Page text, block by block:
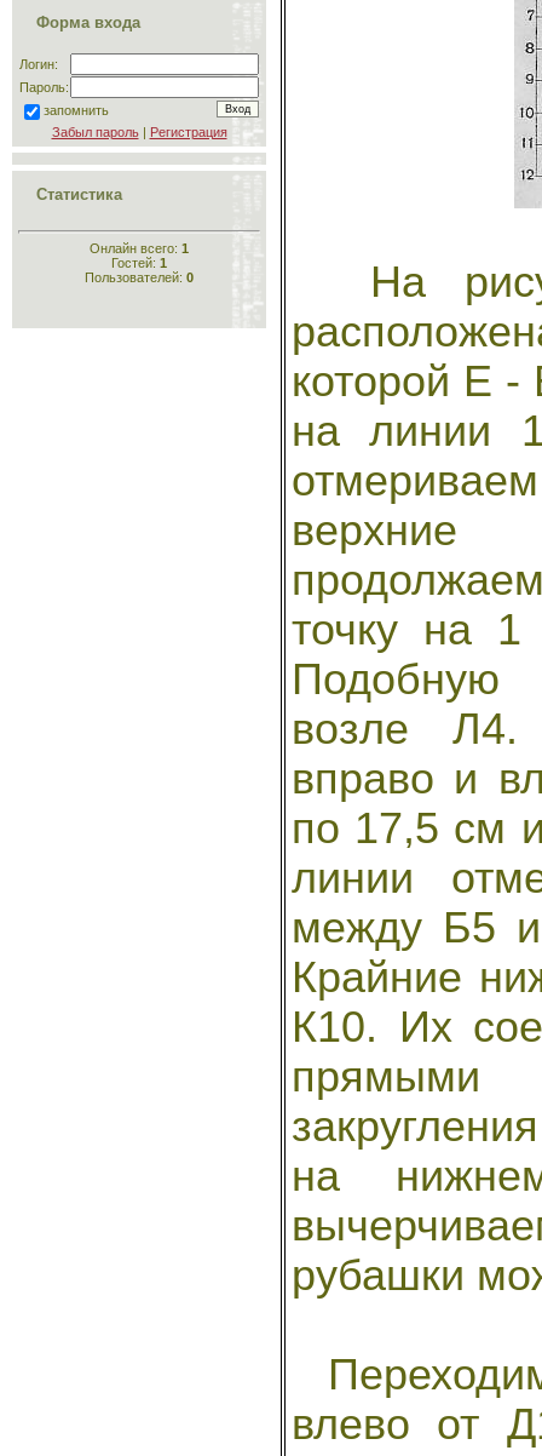
Обучение плиточников и
мозаичников
Форма входа
Логин:
Пароль:
запомнить
Забыл пароль| Регистрация
Статистика
Онлайн всего: 1
Гостей: 1
Пользователей: 0
На
которой Е -
на линии
верхние
точку на
Подобную
возле Л4.
вправо и
по 17,5 см
линии
между Б5
Крайние
К10. Их
на
рубашки
влево от